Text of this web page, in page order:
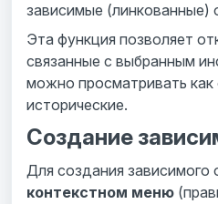
зависимые (линкованные)
Эта функция позволяет
связанные с выбранным
можно просматривать как
исторические.
Создание
Для создания зависимого
контекстном меню